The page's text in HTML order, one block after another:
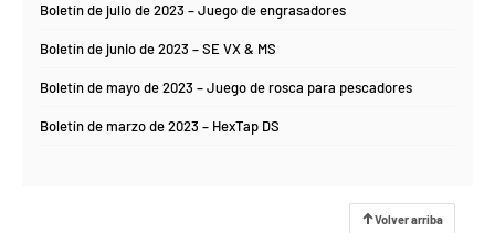
Boletín de julio de 2023 – Juego de engrasadores
Boletín de junio de 2023 – SE VX & MS
Boletín de mayo de 2023 – Juego de rosca para pescadores
Boletín de marzo de 2023 – HexTap DS
Volver arriba